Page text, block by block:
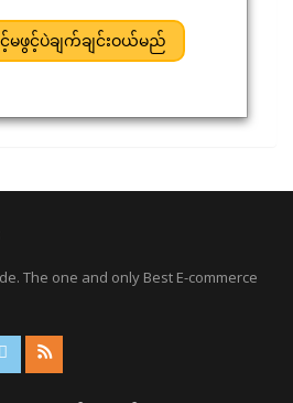
ဖွင့်ပဲချက်ချင်းဝယ်မည်
The one and only Best E-commerce